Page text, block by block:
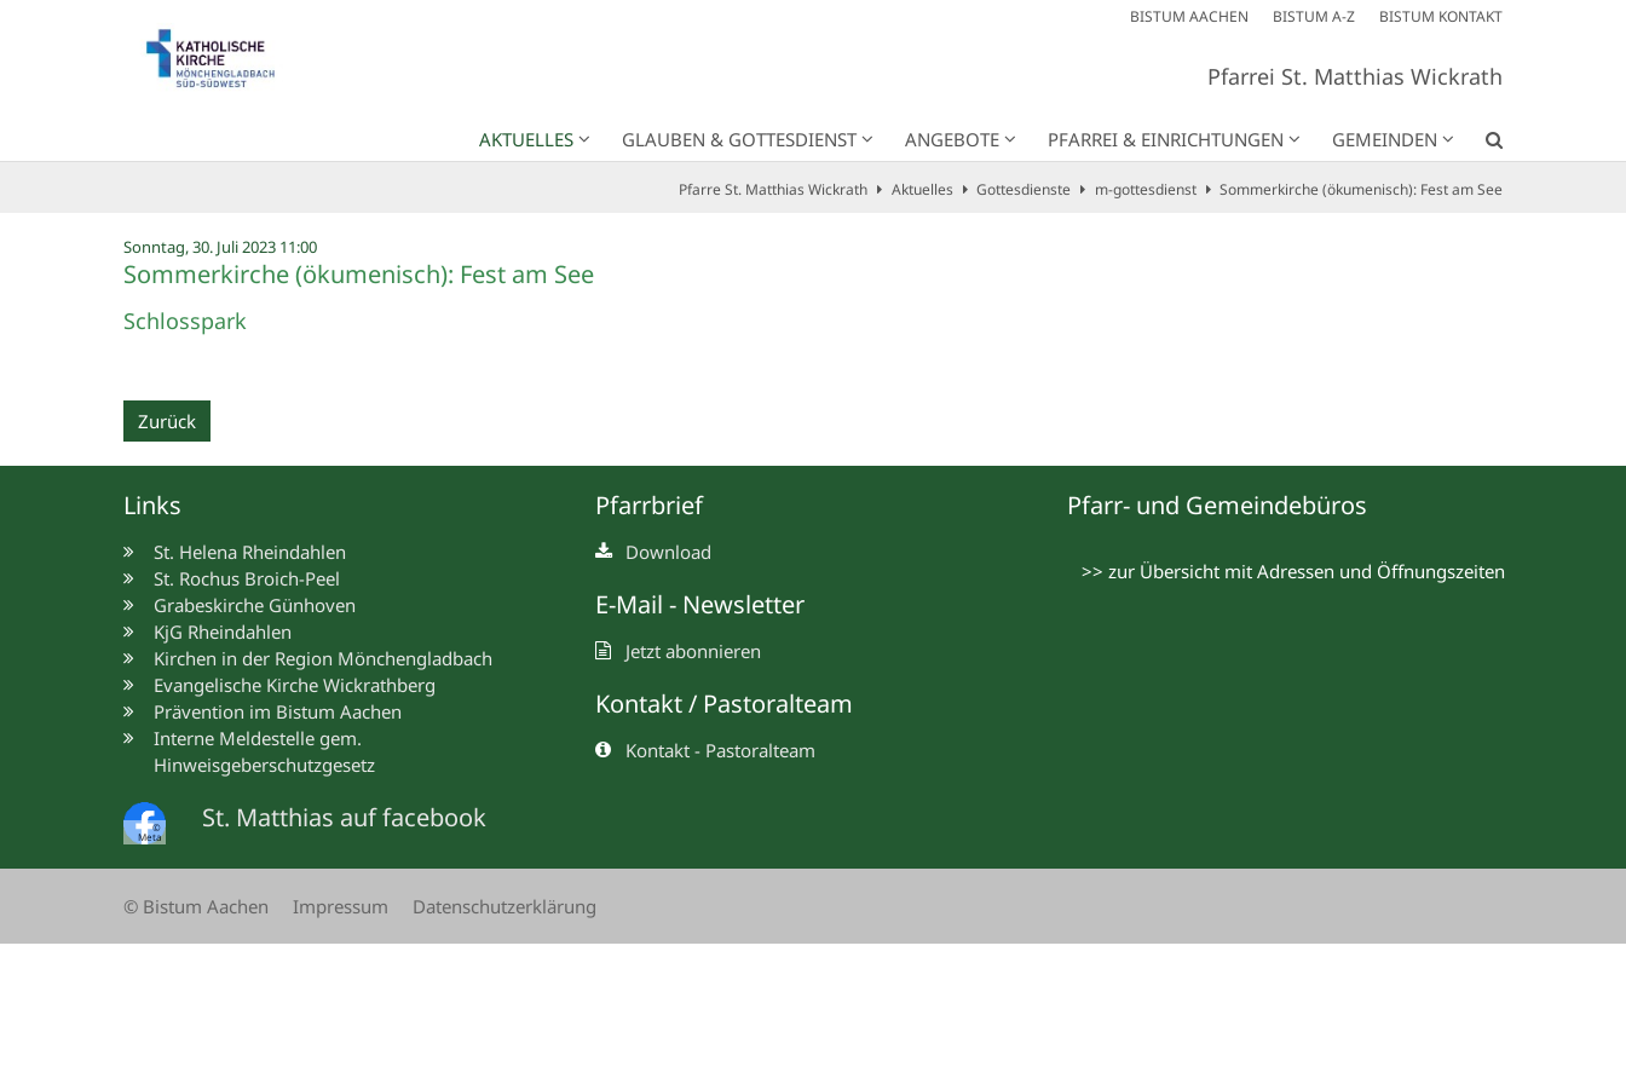
BISTUM AACHEN BISTUM A-Z BISTUM KONTAKT
Pfarrei St. Matthias Wickrath
AKTUELLES GLAUBEN & GOTTESDIENST ANGEBOTE PFARREI & EINRICHTUNGEN GEMEINDEN
Pfarre St. Matthias Wickrath Aktuelles Gottesdienste m-gottesdienst Sommerkirche (ökumenisch): Fest am See
Sonntag, 30. Juli 2023 11:00:
Sommerkirche (ökumenisch): Fest am See
Schlosspark
Zurück
Links
St. Helena Rheindahlen
St. Rochus Broich-Peel
Grabeskirche Günhoven
KjG Rheindahlen
Kirchen in der Region Mönchengladbach
Evangelische Kirche Wickrathberg
Prävention im Bistum Aachen
Interne Meldestelle gem.
Hinweisgeberschutzgesetz
©
Meta
St. Matthias auf facebook
Pfarrbrief
Download
E-Mail - Newsletter
Jetzt abonnieren
Kontakt / Pastoralteam
Kontakt - Pastoralteam
Pfarr- und Gemeindebüros
>> zur Übersicht mit Adressen und Öffnungszeiten
© Bistum Aachen Impressum Datenschutzerklärung